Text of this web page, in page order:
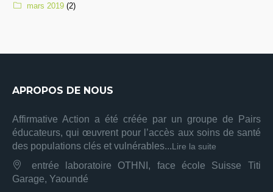
mars 2019 (2)
APROPOS DE NOUS
Affirmative Action a été créée par un groupe de Pairs
éducateurs, qui œuvrent pour l’accès aux soins de santé
des populations clés et vulnérables...Lire la suite
entrée laboratoire OTHNI, face école Suisse Titi
Garage, Yaoundé